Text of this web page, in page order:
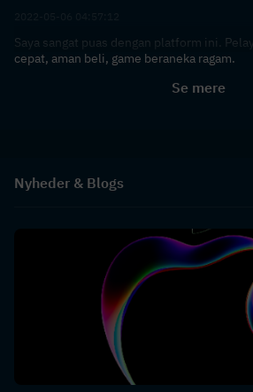
Saya sangat puas dengan platform ini.
cepat, aman beli, game beraneka ragam.
Se mere
Nyheder & Blogs